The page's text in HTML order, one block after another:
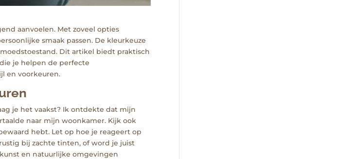
aanvoelen. Met zoveel opties
smaak passen. De kleurkeuze
Dit artikel biedt praktisch
je helpen de perfecte
en voorkeuren.
je het vaakst? Ik ontdekte dat mijn
naar mijn woonkamer. Kijk ook
hebt. Let op hoe je reageert op
bij zachte tinten, of word je juist
en natuurlijke omgevingen